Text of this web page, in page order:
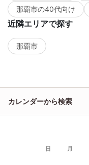
那覇市の40代向け
近隣エリアで探す
那覇市
カレンダーから検索
日 月